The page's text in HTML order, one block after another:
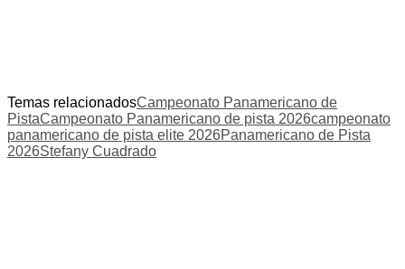
Temas relacionadosCampeonato Panamericano de
PistaCampeonato Panamericano de pista 2026campeonato
panamericano de pista elite 2026Panamericano de Pista
2026Stefany Cuadrado